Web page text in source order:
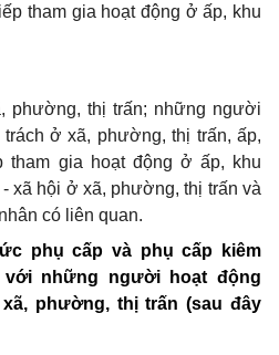
tham gia hoạt động ở ấp, khu
phường, thị trấn; những người
trách ở xã, phường,thị trấn, ấp,
tham gia hoạt động ở ấp, khu
xã hội ở xã, phường,thị trấn và
có liên quan.
phụ cấp và phụ cấp kiêm
những người hoạt động
phường, thị trấn (sau đây